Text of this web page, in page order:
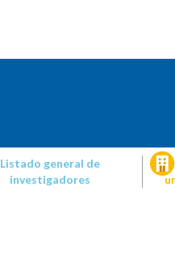
Listado general de
investigadores